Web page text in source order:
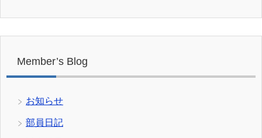
Member’s Blog
お知らせ
部員日記